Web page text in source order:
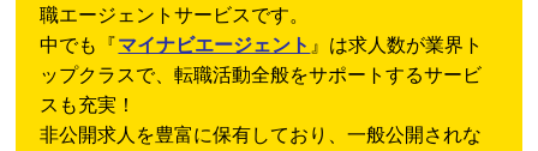
職エージェントサービスです。
中でも『マイナビエージェント 』は求人数が業界ト
ップクラスで、転職活動全般をサポートするサービ
スも充実！
非公開求人を豊富に保有しており、一般公開されな